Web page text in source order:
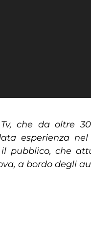
che da oltre
esperienza
pubblico, che
a bordo degli